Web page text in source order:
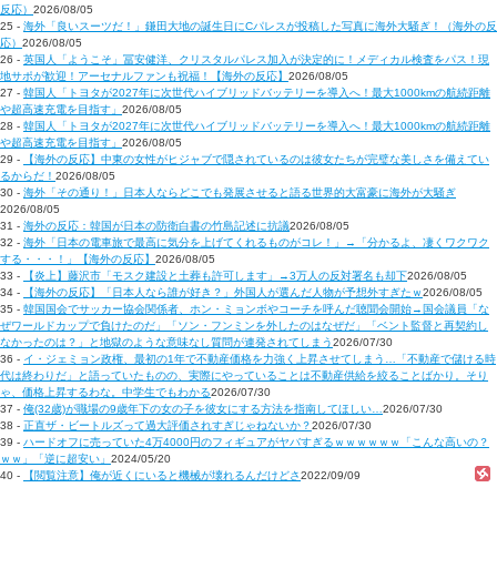
反応） 2026/08/05
25 - 海外「良いスーツだ！」鎌田大地の誕生日にCパレスが投稿した写真に海外大騒ぎ！（海外の反
応） 2026/08/05
26 - 英国人「ようこそ」冨安健洋、クリスタルパレス加入が決定的に！メディカル検査をパス！現
地サポが歓迎！アーセナルファンも祝福！【海外の反応】 2026/08/05
27 - 韓国人「トヨタが2027年に次世代ハイブリッドバッテリーを導入へ！最大1000kmの航続距離
や超高速充電を目指す」 2026/08/05
28 - 韓国人「トヨタが2027年に次世代ハイブリッドバッテリーを導入へ！最大1000kmの航続距離
や超高速充電を目指す」 2026/08/05
29 -
【海外の反応】中東の女性がヒジャブで隠されているのは彼女たちが完璧な美しさを備えてい
るからだ！ 2026/08/05
30 - 海外「その通り！」日本人ならどこでも発展させると語る世界的大富豪に海外が大騒ぎ
2026/08/05
31 - 海外の反応：韓国が日本の防衛白書の竹島記述に抗議2026/08/05
32 - 海外「日本の電車旅で最高に気分を上げてくれるものがコレ！」→「分かるよ、凄くワクワク
する・・・！」【海外の反応】 2026/08/05
33 -
【炎上】藤沢市「モスク建設と土葬も許可します」→3万人の反対署名も却下2026/08/05
34 -
【海外の反応】「日本人なら誰が好き？」外国人が選んだ人物が予想外すぎたｗ2026/08/05
35 - 韓国国会でサッカー協会関係者、ホン・ミョンボやコーチを呼んだ聴聞会開始→国会議員「な
ぜワールドカップで負けたのだ」「ソン・フンミンを外したのはなぜだ」「ベント監督と再契約し
なかったのは？」と地獄のような意味なし質問が連発されてしまう2026/07/30
36 - イ・ジェミョン政権、最初の1年で不動産価格を力強く上昇させてしまう…「不動産で儲ける時
代は終わりだ」と語っていたものの、実際にやっていることは不動産供給を絞ることばかり。そり
ゃ、価格上昇するわな。中学生でもわかる2026/07/30
37 - 俺(32歳)が職場の9歳年下の女の子を彼女にする方法を指南してほしい…2026/07/30
38 - 正直ザ・ビートルズって過大評価されすぎじゃねないか？2026/07/30
39 - ハードオフに売っていた4万4000円のフィギュアがヤバすぎるｗｗｗｗｗｗ「こんな高いの？
ｗｗ」「逆に超安い」 2024/05/20
40 -
【閲覧注意】俺が近くにいると機械が壊れるんだけどさ2022/09/09